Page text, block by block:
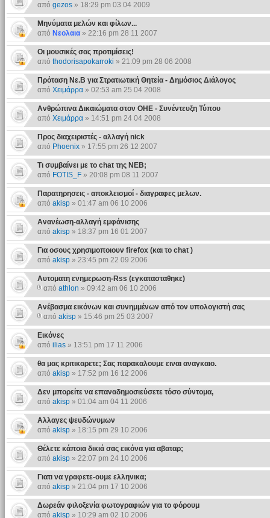
από gezos» 18:29 pm 03 04 2009
Μηνύματα μελών και φίλων...
από Νεολαια» 22:16 pm 28 11 2007
Οι μουσικές σας προτιμίσεις!
από thodorisapokarroki » 21:09 pm 28 06 2008
Πρόταση Νε.Β για Στρατιωτική Θητεία - Δημόσιος Διάλογος
από Χειμάρρα» 02:53 am 25 04 2008
Ανθρώπινα Δικαιώματα στον ΟΗΕ - Συνέντευξη Τύπου
από Χειμάρρα» 14:51 pm 24 04 2008
Προς διαχειριστές - αλλαγή nick
από Phoenix» 17:55 pm 26 12 2007
Τι συμβαίνει με το chat της ΝΕΒ;
από FOTIS_F» 20:08 pm 08 11 2007
Παρατηρησεις - αποκλεισμοί - διαγραφες μελων.
από akisp» 01:47 am 06 10 2006
Ανανέωση-αλλαγή εμφάνισης
από akisp» 18:37 pm 16 01 2007
Για οσους χρησιμοποιουν firefox (και το chat )
από akisp» 23:45 pm 22 09 2006
Αυτοματη ενημερωση-Rss (εγκατασταθηκε)
από athlon » 09:42 am 06 10 2006
Ανέβασμα εικόνων και συνημμένων από τον υπολογιστή σας
από akisp» 15:46 pm 25 03 2007
Eικόνες
από ilias» 13:51 pm 17 11 2006
θα μας κριτικαρετε; Σας παρακαλουμε ειναι αναγκαιο.
από akisp» 17:52 pm 16 12 2006
Δεν μπορείτε να επαναδημοσιεύσετε τόσο σύντομα,
από akisp» 01:04 am 04 11 2006
Αλλαγες ψευδώνυμων
από akisp» 18:15 pm 29 10 2006
Θέλετε κάποια δικιά σας εικόνα για αβαταρ;
από akisp» 22:07 pm 24 10 2006
Γιατι να γραφετε-ουμε ελληνικα;
από akisp» 21:04 pm 17 10 2006
Δωρεάν φιλοξενία φωτογραφιών για το φόρουμ
από akisp» 10:29 am 02 10 2006